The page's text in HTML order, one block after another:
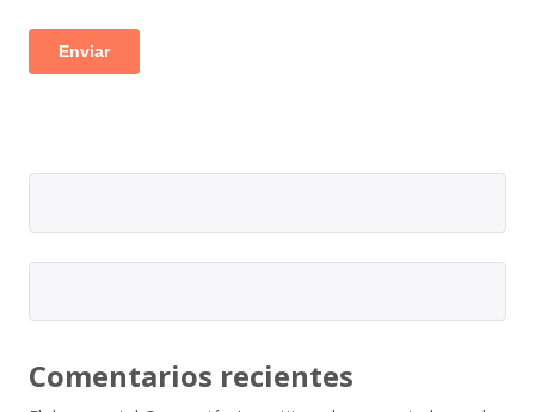
Comentarios recientes